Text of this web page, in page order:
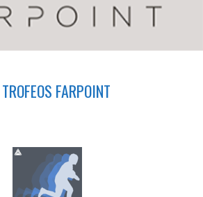
FARPOINT